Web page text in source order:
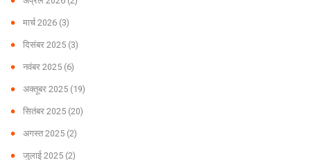
मार्च 2026 (3)
दिसंबर 2025 (3)
नवंबर 2025 (6)
अक्तूबर 2025 (19)
सितंबर 2025 (20)
अगस्त 2025 (2)
जुलाई 2025 (2)